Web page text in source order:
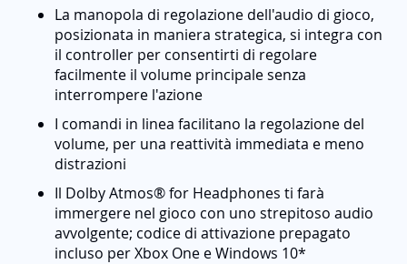
La manopola di regolazione dell'audio di gioco,
posizionata in maniera strategica, si integra con
il controller per consentirti di regolare
facilmente il volume principale senza
interrompere l'azione
I comandi in linea facilitano la regolazione del
volume, per una reattività immediata e meno
distrazioni
Il Dolby Atmos® for Headphones ti farà
immergere nel gioco con uno strepitoso audio
avvolgente; codice di attivazione prepagato
incluso per Xbox One e Windows 10*